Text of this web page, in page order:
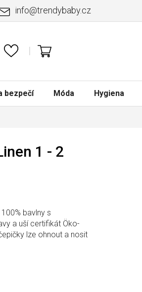
info@trendybaby.cz
KOŠÍK
bezpečí Móda Hygiena
1 - 2
bavlny s
a uší certifikát Öko-
lze ohnout a nosit